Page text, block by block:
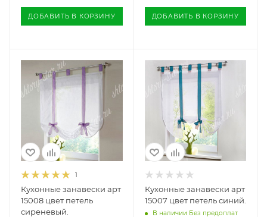
ДОБАВИТЬ В КОРЗИНУ ДОБАВИТЬ В КОРЗИНУ
1
Кухонные занавески арт
15008 цвет петель
сиреневый.
Кухонные занавески арт
15007 цвет петель синий.
В наличии Без предоплат